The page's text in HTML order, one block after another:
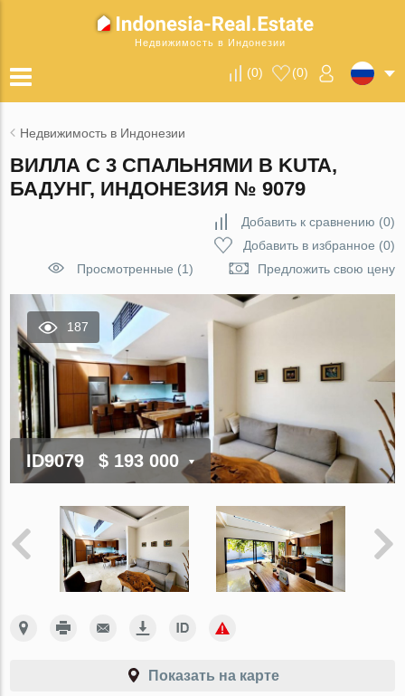
Недвижимость в Индонезии
(0) (0)
Недвижимость в Индонезии
ВИЛЛА С 3 СПАЛЬНЯМИ В KUTA,
БАДУНГ, ИНДОНЕЗИЯ № 9079
Добавить к сравнению (0)
Добавить в избранное (0)
Просмотренные (1)
Предложить свою цену
187
ID9079 $ 193 000
Показать на карте